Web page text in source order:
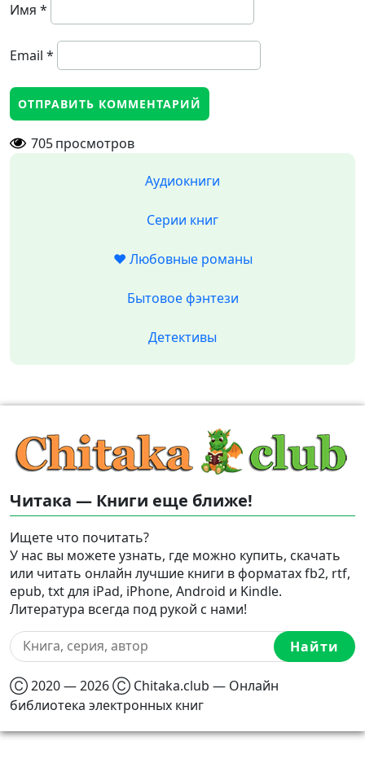
Имя *
Email *
705просмотров
Аудиокниги
Серии книг
❤️ Любовные романы
Бытовое фэнтези
Детективы
Читака — Книги еще ближе!
Ищете что почитать?
У нас вы можете узнать, где можно купить, скачать
или читать онлайн лучшие книги в форматах fb2, rtf,
epub, txt для iPad, iPhone, Android и Kindle.
Литература всегда под рукой с нами!
Найти
Ⓒ 2020 — 2026 Ⓒ Chitaka.club — Онлайн
библиотека электронных книг